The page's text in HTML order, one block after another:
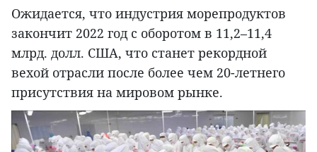
Ожидается, что индустрия морепродуктов
закончит 2022 год с оборотом в 11,2–11,4
млрд. долл. США, что станет рекордной
вехой отрасли после более чем 20-летнего
присутствия на мировом рынке.